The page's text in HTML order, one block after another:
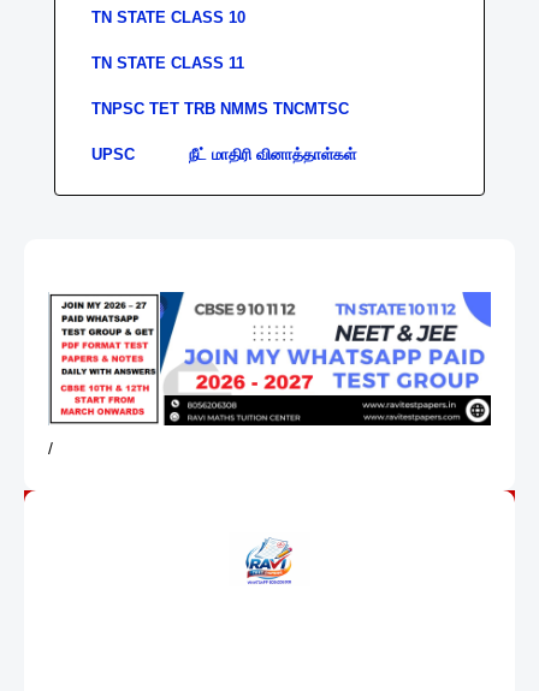
TN STATE CLASS 10
TN STATE CLASS 11
TNPSC TET TRB NMMS TNCMTSC
UPSC நீட் மாதிரி வினாத்தாள்கள்
/